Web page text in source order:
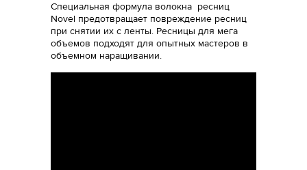
Специальная формула волокна ресниц
Novel предотвращает повреждение ресниц
при снятии их с ленты. Ресницы для мега
объемов подходят для опытных мастеров в
объемном наращивании.